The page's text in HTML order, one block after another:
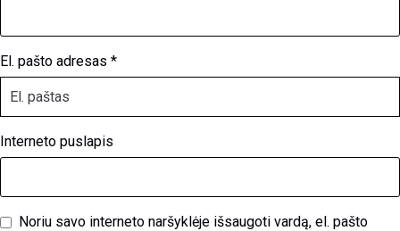
El. pašto adresas *
Interneto puslapis
Noriu savo interneto naršyklėje išsaugoti vardą, el. pašto